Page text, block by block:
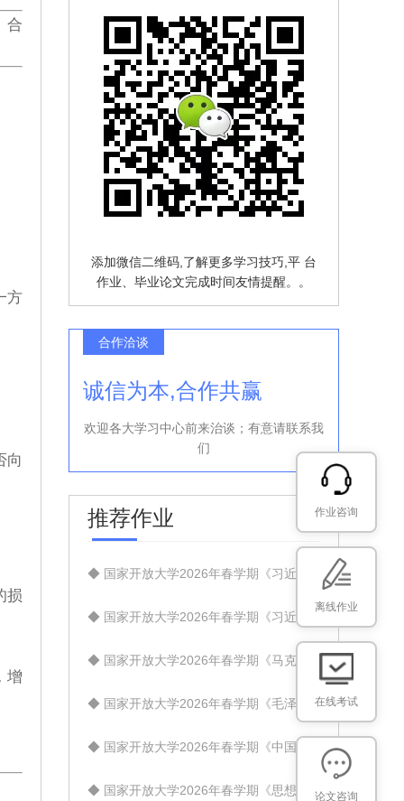
合
方
向
损
增
添加微信二维码,了解更多学习技巧,平 台
作业、毕业论文完成时间友情提醒。。
合作洽谈
诚信为本,合作共赢
欢迎各大学习中心前来治谈；有意请联系我
们
推荐作业 作业咨询
离线作业
在线考试
论文咨询